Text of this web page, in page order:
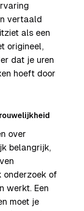
vertaald
als een
origineel,
dat je uren
hoeft door
over
belangrijk,
onderzoek of
werkt. Een
moet je